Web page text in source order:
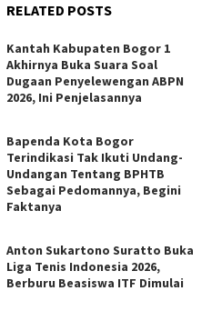
RELATED POSTS
Kantah Kabupaten Bogor 1
Akhirnya Buka Suara Soal
Dugaan Penyelewengan ABPN
2026, Ini Penjelasannya
Bapenda Kota Bogor
Terindikasi Tak Ikuti Undang-
Undangan Tentang BPHTB
Sebagai Pedomannya, Begini
Faktanya
Anton Sukartono Suratto Buka
Liga Tenis Indonesia 2026,
Berburu Beasiswa ITF Dimulai